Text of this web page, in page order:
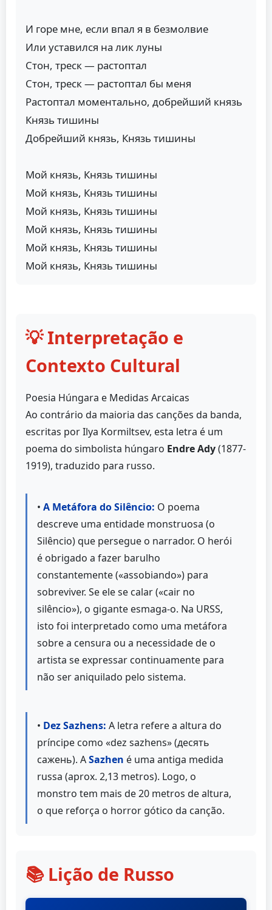
И горе мне, если впал я в безмолвие
Или уставился на лик луны
Стон, треск — растоптал
Стон, треск — растоптал бы меня
Растоптал моментально, добрейший князь
Князь тишины
Добрейший князь, Князь тишины
Мой князь, Князь тишины
Мой князь, Князь тишины
Мой князь, Князь тишины
Мой князь, Князь тишины
Мой князь, Князь тишины
Мой князь, Князь тишины
💡 Interpretação e
Contexto Cultural
Poesia Húngara e Medidas Arcaicas
Ao contrário da maioria das canções da banda,
escritas por Ilya Kormiltsev, esta letra é um
poema do simbolista húngaro Endre Ady(1877-
1919), traduzido para russo.
• A Metáfora do Silêncio: O poema
descreve uma entidade monstruosa (o
Silêncio) que persegue o narrador. O herói
é obrigado a fazer barulho
constantemente («assobiando») para
sobreviver. Se ele se calar («cair no
silêncio»), o gigante esmaga-o. Na URSS,
isto foi interpretado como uma metáfora
sobre a censura ou a necessidade de o
artista se expressar continuamente para
não ser aniquilado pelo sistema.
• Dez Sazhens: A letra refere a altura do
príncipe como «dez sazhens» (десять
сажень). ASazhen é uma antiga medida
russa (aprox. 2,13 metros). Logo, o
monstro tem mais de 20 metros de altura,
o que reforça o horror gótico da canção.
📚 Lição de Russo